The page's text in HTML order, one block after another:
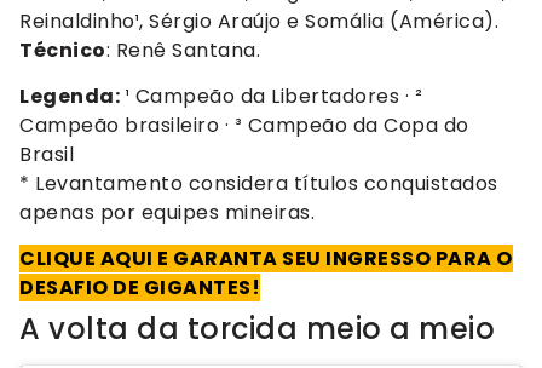
Reinaldinho¹, Sérgio Araújo e Somália (América).
Técnico: Renê Santana.
Legenda: ¹ Campeão da Libertadores · ²
Campeão brasileiro · ³ Campeão da Copa do
Brasil
* Levantamento considera títulos conquistados
apenas por equipes mineiras.
CLIQUE AQUI E GARANTA SEU INGRESSO PARA O
DESAFIO DE GIGANTES!
A volta da torcida meio a meio